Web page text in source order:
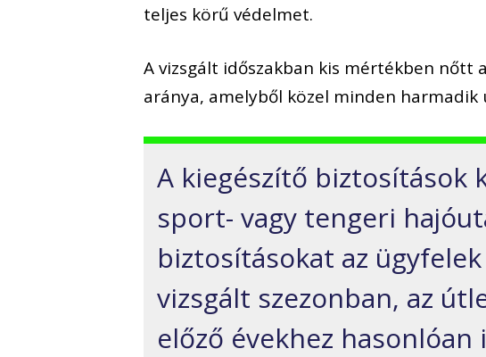
teljes körű védelmet.
A vizsgált időszakban kis mértékben
aránya, amelyből közel minden harmadik
A kiegészítő biztosítások
sport- vagy tengeri
biztosításokat az
vizsgált szezonban, az
előző évekhez hasonlóan